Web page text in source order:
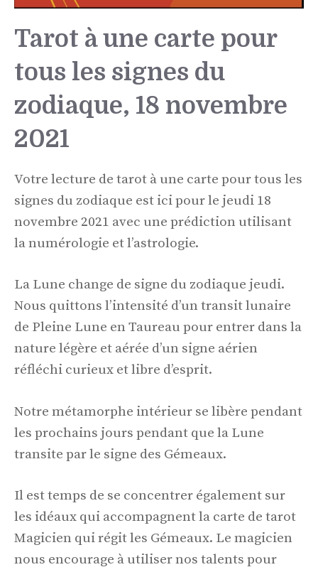
Tarot à une carte pour
tous les signes du
zodiaque, 18 novembre
2021
Votre lecture de tarot à une carte pour tous les
signes du zodiaque est ici pour le jeudi 18
novembre 2021 avec une prédiction utilisant
la numérologie et l’astrologie.
La Lune change de signe du zodiaque jeudi.
Nous quittons l’intensité d’un transit lunaire
de Pleine Lune en Taureau pour entrer dans la
nature légère et aérée d’un signe aérien
réfléchi curieux et libre d’esprit.
Notre métamorphe intérieur se libère pendant
les prochains jours pendant que la Lune
transite par le signe des Gémeaux.
Il est temps de se concentrer également sur
les idéaux qui accompagnent la carte de tarot
Magicien qui régit les Gémeaux. Le magicien
nous encourage à utiliser nos talents pour